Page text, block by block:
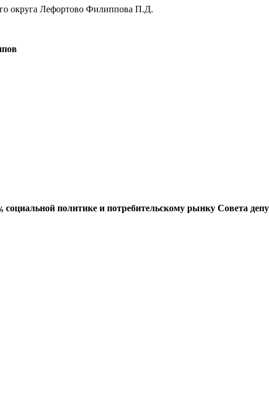
округа Лефортово Филиппова П.Д.
политике и потребительскому рынку Совета